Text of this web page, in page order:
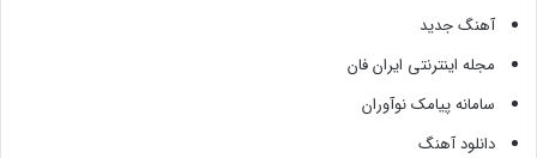
آهنگ جدید
مجله اینترنتی ایران فان
سامانه پیامک نوآوران
دانلود آهنگ